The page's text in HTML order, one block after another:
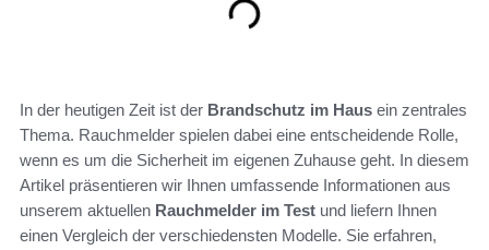
In der heutigen Zeit ist der Brandschutz im Haus ein zentrales
Thema. Rauchmelder spielen dabei eine entscheidende Rolle,
wenn es um die Sicherheit im eigenen Zuhause geht. In diesem
Artikel präsentieren wir Ihnen umfassende Informationen aus
unserem aktuellen Rauchmelder im Test und liefern Ihnen
einen Vergleich der verschiedensten Modelle. Sie erfahren,